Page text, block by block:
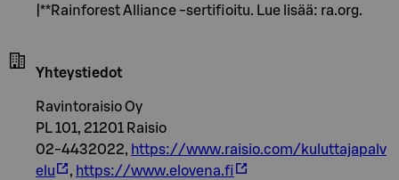
|**Rainforest Alliance -sertifioitu. Lue lisää: ra.org.
Yhteystiedot
Ravintoraisio Oy
PL 101, 21201 Raisio
02-4432022, https://www.raisio.com/kuluttajapalv
elu
, https://www.elovena.fi